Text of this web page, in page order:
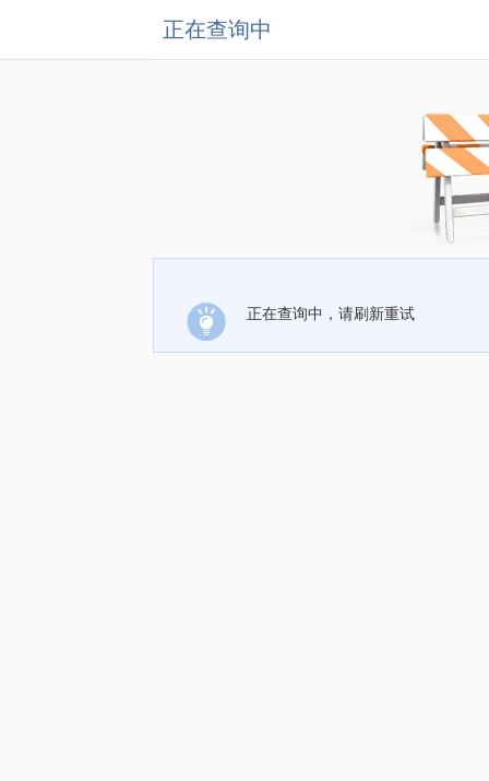
正在查询中
正在查询中，请刷新重试